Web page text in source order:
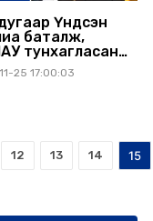
Үндсэн
баталж,
тунхагласан
25 17:00:03
12 13 14 15